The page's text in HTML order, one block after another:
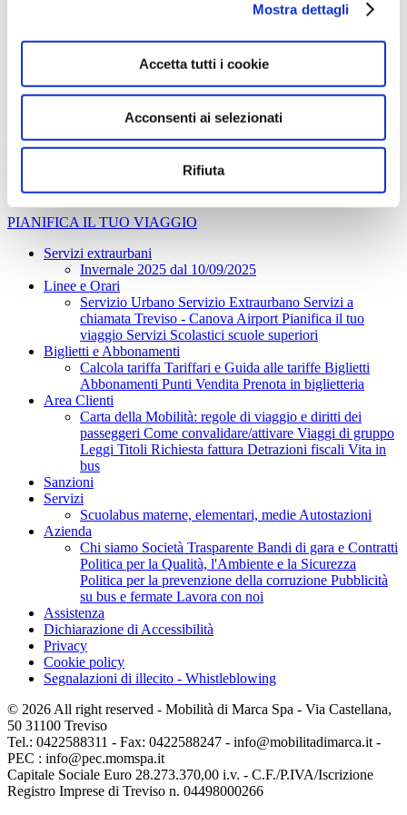
Mostra dettagli
Accetta tutti i cookie
Acconsenti ai selezionati
Rifiuta
SERVIZI EXTRAURBANI
TREVISO AIR LINK Canova Airport
PIANIFICA IL TUO VIAGGIO
Servizi extraurbani
Invernale 2025 dal 10/09/2025
Linee e Orari
Servizio Urbano Servizio Extraurbano Servizi a
chiamata Treviso - Canova Airport Pianifica il tuo
viaggio Servizi Scolastici scuole superiori
Biglietti e Abbonamenti
Calcola tariffa Tariffari e Guida alle tariffe Biglietti
Abbonamenti Punti Vendita Prenota in biglietteria
Area Clienti
Carta della Mobilità: regole di viaggio e diritti dei
passeggeri Come convalidare/attivare Viaggi di gruppo
Leggi Titoli Richiesta fattura Detrazioni fiscali Vita in
bus
Sanzioni
Servizi
Scuolabus materne, elementari, medie Autostazioni
Azienda
Chi siamo Società Trasparente Bandi di gara e Contratti
Politica per la Qualità, l'Ambiente e la Sicurezza
Politica per la prevenzione della corruzione Pubblicità
su bus e fermate Lavora con noi
Assistenza
Dichiarazione di Accessibilità
Privacy
Cookie policy
Segnalazioni di illecito - Whistleblowing
© 2026 All right reserved - Mobilità di Marca Spa - Via Castellana,
50 31100 Treviso
Tel.: 0422588311 - Fax: 0422588247 - info@mobilitadimarca.it -
PEC : info@pec.momspa.it
Capitale Sociale Euro 28.273.370,00 i.v. - C.F./P.IVA/Iscrizione
Registro Imprese di Treviso n. 04498000266